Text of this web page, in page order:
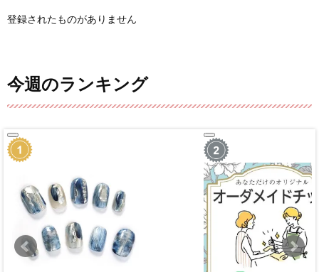
登録されたものがありません
今週のランキング